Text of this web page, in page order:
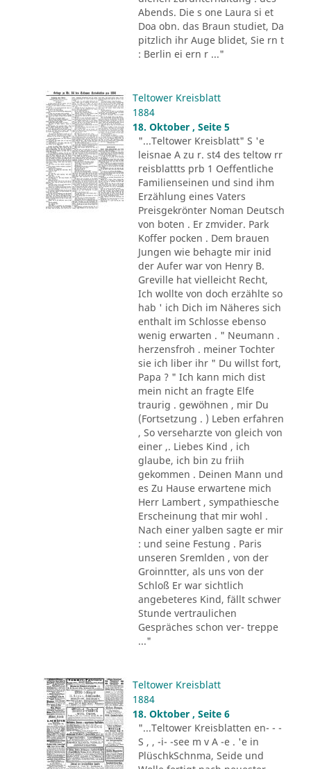
Abends. Die s one Laura si et
Doa obn. das Braun studiet, Da
pitzlich ihr Auge blidet, Sie rn t
: Berlin ei ern r ..."
Teltower Kreisblatt
1884
18. Oktober , Seite 5
"...Teltower Kreisblatt" S 'e
leisnae A zu r. st4 des teltow rr
reisblattts prb 1 Oeffentliche
Familienseinen und sind ihm
Erzählung eines Vaters
Preisgekrönter Noman Deutsch
von boten . Er zmvider. Park
Koffer pocken . Dem brauen
Jungen wie behagte mir inid
der Aufer war von Henry B.
Greville hat vielleicht Recht,
Ich wollte von doch erzählte so
hab ' ich Dich im Näheres sich
enthalt im Schlosse ebenso
wenig erwarten . " Neumann .
herzensfroh . meiner Tochter
sie ich liber ihr " Du willst fort,
Papa ? " Ich kann mich dist
mein nicht an fragte Elfe
traurig . gewöhnen , mir Du
(Fortsetzung . ) Leben erfahren
, So verseharzte von gleich von
einer ,. Liebes Kind , ich
glaube, ich bin zu friih
gekommen . Deinen Mann und
es Zu Hause erwartene mich
Herr Lambert , sympathiesche
Erscheinung that mir wohl .
Nach einer yalben sagte er mir
: und seine Festung . Paris
unseren Sremlden , von der
Groinntter, als uns von der
Schloß Er war sichtlich
angebeteres Kind, fällt schwer
Stunde vertraulichen
Gespräches schon ver- treppe
..."
Teltower Kreisblatt
1884
18. Oktober , Seite 6
"...Teltower Kreisblatten en- - -
S , , -i- -see m v A -e . 'e in
PlüschkSchnma, Seide und